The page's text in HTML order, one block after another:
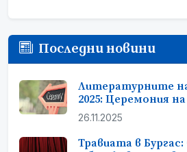
Последни новини
Литературните
2025: Церемония
26.11.2025
Травиата в